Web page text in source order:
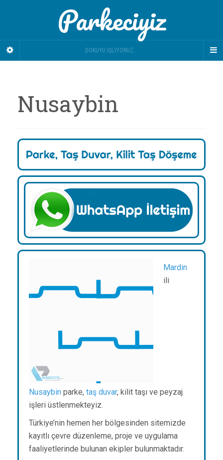
Parkeciyiz
DOKUYU İŞLIYORUZ...
Nusaybin
Mardin
ili
Nusaybin parke, taş duvar, kilit taşı ve peyzaj
işleri üstlenmekteyiz.
Türkiye’nin hemen her bölgesinden sitemizde
kayıtlı çevre düzenleme, proje ve uygulama
faaliyetlerinde bulunan ekipler bulunmaktadır.